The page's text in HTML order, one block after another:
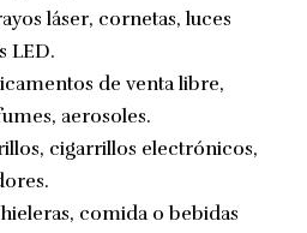
láser, cornetas, luces
LED.
de venta libre,
aerosoles.
cigarrillos electrónicos,
comida o bebidas